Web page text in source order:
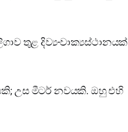
තුළ දිව්‍ය-වාක්‍යස්ථානයක්
උස මීටර් නවයකි. ඔහු එහි